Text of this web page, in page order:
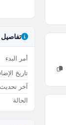
تفاصيل
أمر البدء
تاريخ
آخر تحديث
الحالة